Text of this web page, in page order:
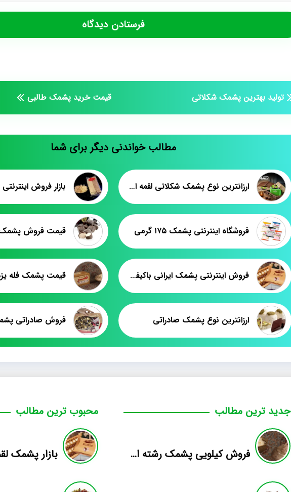
تولید بهترین پشمک شکلاتی قیمت خرید پشمک طالبی
مطالب خواندنی دیگر برای شما
ارزانترین نوع پشمک شکلاتی لقمه ای بازار فروش
فروشگاه اینترنتی پشمک ۱۷۵ گرمی قیمت فروش پشمک
فروش اینترنتی پشمک ایرانی باکیفیت قیمت پشمک فله
ارزانترین نوع پشمک صادراتی
جدید ترین مطالب
فروش کیلویی پشمک رشته ای طعم دار میوه
محبوب ترین مطالب
بازار پشمک